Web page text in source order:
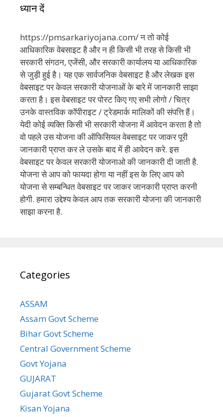
ध्यान दें
https://pmsarkariyojana.com/ न तो कोई
आधिकारिक वेबसाइट है और न ही किसी भी तरह से किसी भी
सरकारी संगठन, एजेंसी, और सरकारी कार्यालय या आधिकारिक
से जुड़ी हुई है। यह एक सार्वजनिक वेबसाइट है और लेखक इस
वेबसाइट पर केवल सरकारी योजनाओं के बारे में जानकारी साझा
करता है। इस वेबसाइट पर पोस्ट किए गए सभी लोगो / चित्र
उनके वास्तविक कॉपीराइट / ट्रेडमार्क मालिकों की संपत्ति हैं।
येदी कोई व्यक्ति किसी भी सरकारी योजना में आवेदन करता है तो
वो पहले उस योजना की ऑफिसियल वेबसाइट पर जाकर पूरी
जानकारी प्राप्त कर ले उसके बाद में ही आवेदन करे. इस
वेबसाइट पर केवल सरकारी योजनाओ की जानकारी दी जाती है.
योजना से आप को फायदा होगा या नहीं इस के लिए आप को
योजना से सम्बन्धित वेबसाइट पर जाकर जानकारी प्राप्त करनी
होगी. हमारा उद्देश्य केवल आप तक सरकारी योजना की जानकारी
साझा करना है.
Categories
ASSAM
Assam Govt Scheme
Bihar Govt Scheme
Central Government Scheme
Govt Yojana
GUJARAT
Gujarat Govt Scheme
Kisan Yojana